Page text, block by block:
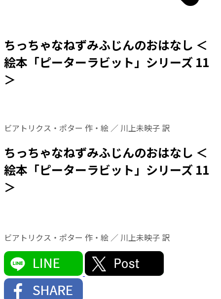
ちっちゃなねずみふじんのおはなし ＜
絵本「ピーターラビット」シリーズ 11
＞
ビアトリクス・ポター 作・絵 ／ 川上未映子 訳
ちっちゃなねずみふじんのおはなし ＜
絵本「ピーターラビット」シリーズ 11
＞
ビアトリクス・ポター 作・絵 ／ 川上未映子 訳